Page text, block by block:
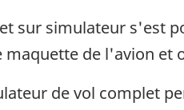
sur simulateur s'est
de l'avion et
de vol complet